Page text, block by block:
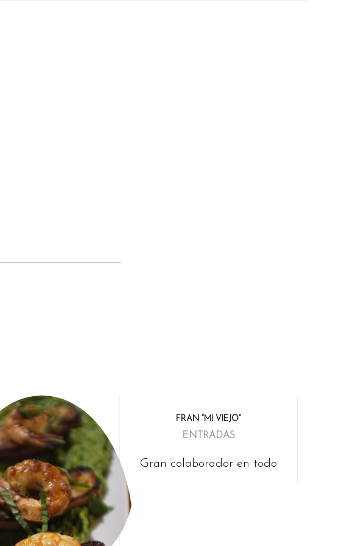
FRAN “MI VIEJO”
ENTRADAS
Gran colaborador en todo